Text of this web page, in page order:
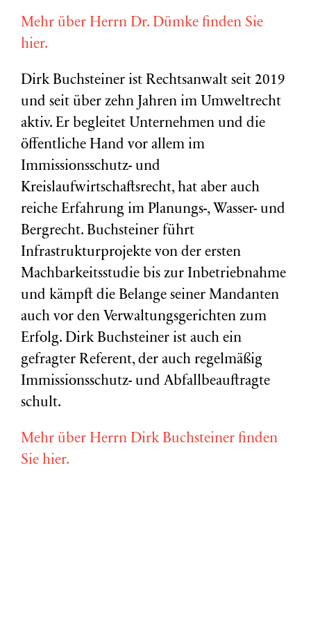
Mehr über Herrn Dr. Dümke finden Sie
hier.
Dirk Buchsteiner ist Rechtsanwalt seit 2019
und seit über zehn Jahren im Umweltrecht
aktiv. Er begleitet Unternehmen und die
öffentliche Hand vor allem im
Immissionsschutz- und
Kreislaufwirtschaftsrecht, hat aber auch
reiche Erfahrung im Planungs-, Wasser- und
Bergrecht. Buchsteiner führt
Infrastrukturprojekte von der ersten
Machbarkeitsstudie bis zur Inbetriebnahme
und kämpft die Belange seiner Mandanten
auch vor den Verwaltungsgerichten zum
Erfolg. Dirk Buchsteiner ist auch ein
gefragter Referent, der auch regelmäßig
Immissionsschutz- und Abfallbeauftragte
schult.
Mehr über Herrn Dirk Buchsteiner finden
Sie hier.